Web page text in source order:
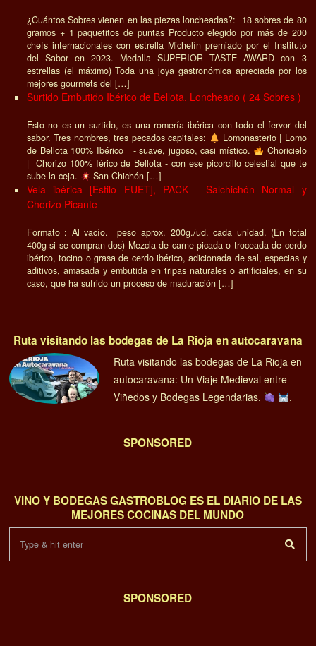
¿Cuántos Sobres vienen en las piezas loncheadas?: 18 sobres de 80
gramos + 1 paquetitos de puntas Producto elegido por más de 200
chefs internacionales con estrella Michelín premiado por el Instituto
del Sabor en 2023. Medalla SUPERIOR TASTE AWARD con 3
estrellas (el máximo) Toda una joya gastronómica apreciada por los
mejores gourmets del […]
Surtido Embutido Ibérico de Bellota, Loncheado ( 24 Sobres )
Esto no es un surtido, es una romería ibérica con todo el fervor del
sabor. Tres nombres, tres pecados capitales:
Lomonasterio | Lomo
de Bellota 100% Ibérico - suave, jugoso, casi místico.
Choricielo
| Chorizo 100% Iérico de Bellota - con ese picorcillo celestial que te
sube la ceja.
San Chichón […]
Vela ibérica [Estilo FUET], PACK - Salchichón Normal y
Chorizo Picante
Formato : Al vacío. peso aprox. 200g./ud. cada unidad. (En total
400g si se compran dos) Mezcla de carne picada o troceada de cerdo
ibérico, tocino o grasa de cerdo ibérico, adicionada de sal, especias y
aditivos, amasada y embutida en tripas naturales o artificiales, en su
caso, que ha sufrido un proceso de maduración […]
Ruta visitando las bodegas de La Rioja en autocaravana
Ruta visitando las bodegas de La Rioja en
autocaravana: Un Viaje Medieval entre
Viñedos y Bodegas Legendarias.
.
SPONSORED
VINO Y BODEGAS GASTROBLOG ES EL DIARIO DE LAS
MEJORES COCINAS DEL MUNDO
SPONSORED